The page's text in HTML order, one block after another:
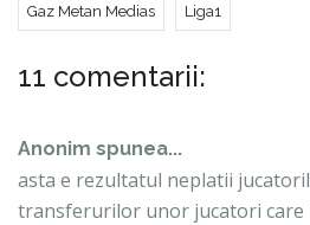
Gaz Metan Medias Liga1
11 comentarii:
Anonim spunea...
asta e rezultatul neplatii
transferurilor unor jucatori care